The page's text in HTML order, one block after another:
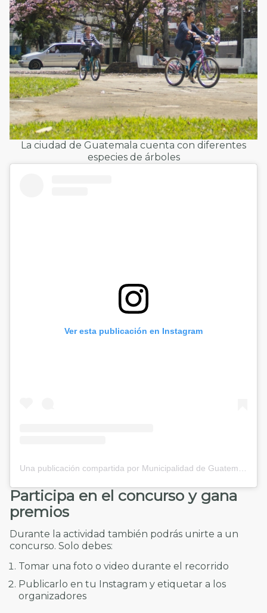
La ciudad de Guatemala cuenta con diferentes
especies de árboles
Ver esta publicación en Instagram
Una publicación compartida por Municipalidad de Guatemala (@muniguate)
Participa en el concurso y gana
premios
Durante la actividad también podrás unirte a un
concurso. Solo debes:
Tomar una foto o video durante el recorrido
Publicarlo en tu Instagram y etiquetar a los
organizadores